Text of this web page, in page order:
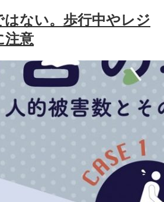
はない。歩行中やレジ
注意